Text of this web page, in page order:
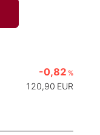
-0,82 %
120,90 EUR